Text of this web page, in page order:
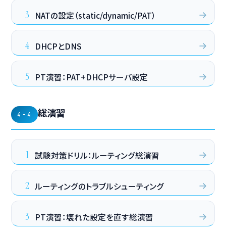
3 NATの設定（static/dynamic/PAT）
4 DHCPとDNS
5 PT演習：PAT+DHCPサーバ設定
4-4 総演習
1 試験対策ドリル：ルーティング総演習
2 ルーティングのトラブルシューティング
3 PT演習：壊れた設定を直す総演習